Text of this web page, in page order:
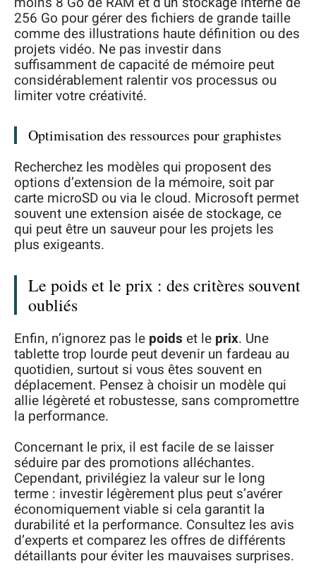
256 Go pour gérer des fichiers de grande taille
comme des illustrations haute définition ou des
projets vidéo. Ne pas investir dans
suffisamment de capacité de mémoire peut
considérablement ralentir vos processus ou
limiter votre créativité.
Optimisation des ressources pour graphistes
Recherchez les modèles qui proposent des
options d’extension de la mémoire, soit par
carte microSD ou via le cloud. Microsoft permet
souvent une extension aisée de stockage, ce
qui peut être un sauveur pour les projets les
plus exigeants.
Le poids et le prix : des critères souvent
oubliés
Enfin, n’ignorez pas le poids et le prix. Une
tablette trop lourde peut devenir un fardeau au
quotidien, surtout si vous êtes souvent en
déplacement. Pensez à choisir un modèle qui
allie légèreté et robustesse, sans compromettre
la performance.
Concernant le prix, il est facile de se laisser
séduire par des promotions alléchantes.
Cependant, privilégiez la valeur sur le long
terme : investir légèrement plus peut s’avérer
économiquement viable si cela garantit la
durabilité et la performance. Consultez les avis
d’experts et comparez les offres de différents
détaillants pour éviter les mauvaises surprises.